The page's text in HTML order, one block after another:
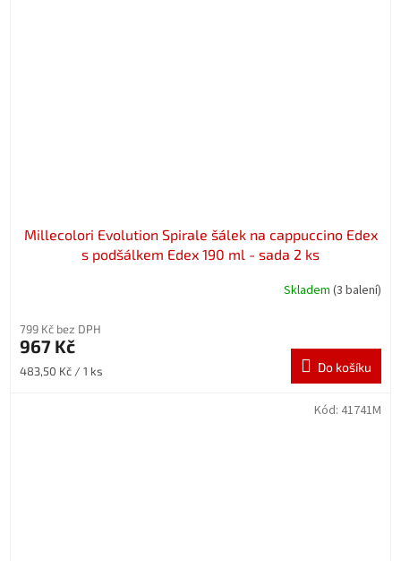
Millecolori Evolution Spirale šálek na cappuccino Edex
s podšálkem Edex 190 ml - sada 2 ks
Skladem (3 balení)
799 Kč bez DPH
967 Kč
Měrná
483,50 Kč / 1 ks Do košíku
Kód: 41741M